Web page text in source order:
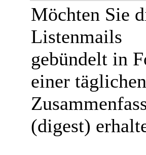
Möchten Sie
Listenmails
gebündelt in
einer täglichen
(digest)